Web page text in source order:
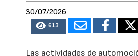
30/07/2026
613
Las actividades de